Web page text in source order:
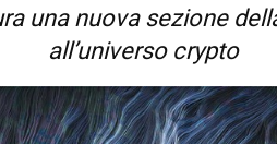
una nuova sezione
all’universo crypto